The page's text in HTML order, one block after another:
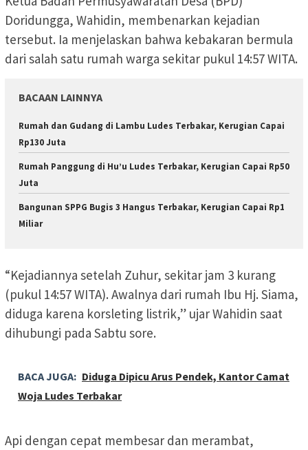
Doridungga, Wahidin, membenarkan kejadian
tersebut. Ia menjelaskan bahwa kebakaran bermula
dari salah satu rumah warga sekitar pukul 14:57 WITA.
BACAAN LAINNYA
Rumah dan Gudang di Lambu Ludes Terbakar, Kerugian Capai
Rp130 Juta
Rumah Panggung di Hu’u Ludes Terbakar, Kerugian Capai Rp50
Juta
Bangunan SPPG Bugis 3 Hangus Terbakar, Kerugian Capai Rp1
Miliar
“Kejadiannya setelah Zuhur, sekitar jam 3 kurang
(pukul 14:57 WITA). Awalnya dari rumah Ibu Hj. Siama,
diduga karena korsleting listrik,” ujar Wahidin saat
dihubungi pada Sabtu sore.
BACA JUGA: Diduga Dipicu Arus Pendek, Kantor Camat
Woja Ludes Terbakar
Api dengan cepat membesar dan merambat,